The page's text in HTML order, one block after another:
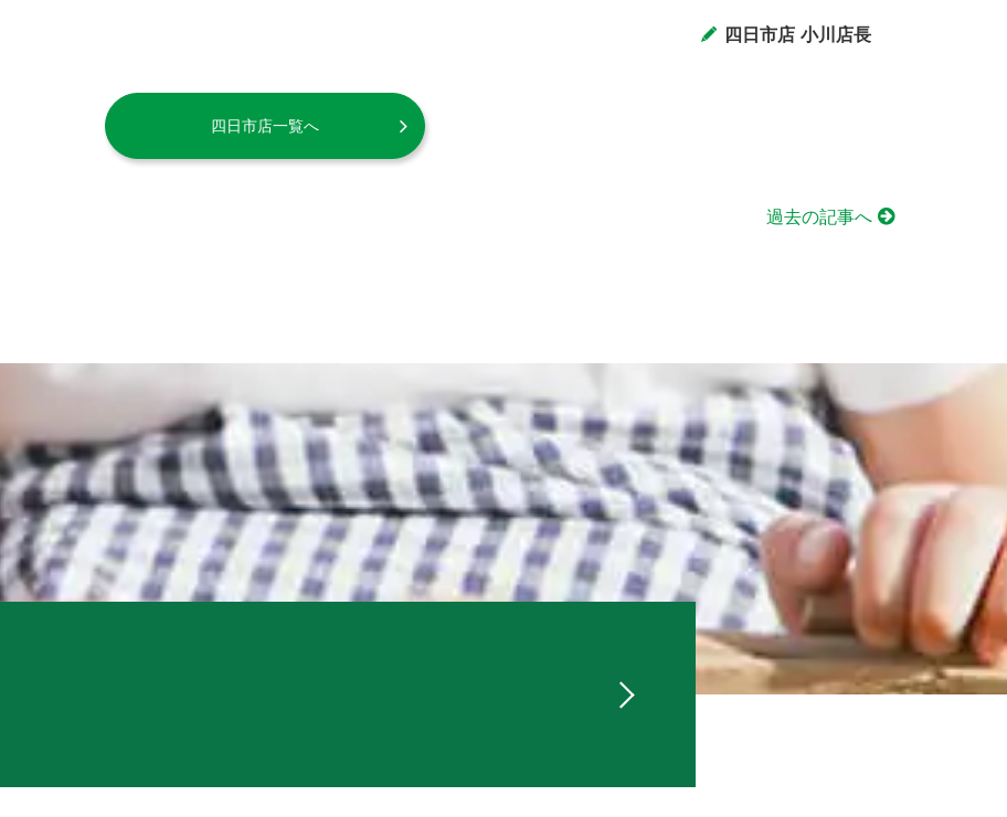
四日市店 小川店長
四日市店一覧へ
過去の記事へ